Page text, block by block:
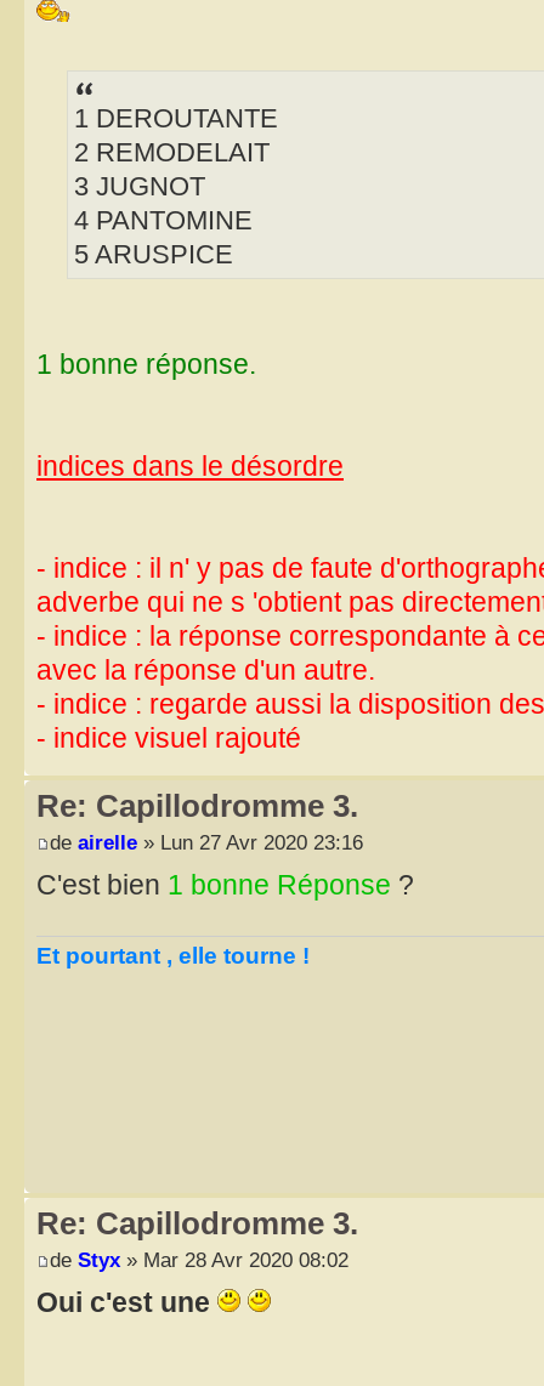
1 DEROUTANTE
2 REMODELAIT
3 JUGNOT
4 PANTOMINE
5 ARUSPICE
1 bonne réponse.
indices dans le désordre
- indice : il n' y pas de faute
adverbe qui ne s 'obtient pas
- indice : la réponse correspondante à
avec la réponse d'un autre.
- indice : regarde aussi la disposition
- indice visuel rajouté
Re: Capillodromme 3.
de airelle » Lun 27 Avr 2020 23:16
C'est bien 1 bonne Réponse ?
Et pourtant , elle tourne !
Re: Capillodromme 3.
de Styx » Mar 28 Avr 2020 08:02
Oui c'est une